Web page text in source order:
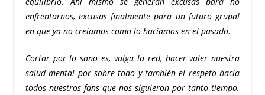
enfrentarnos, excusas finalmente para un futuro grupal
en que ya no creíamos como lo hacíamos en el pasado.
Cortar por lo sano es, valga la red, hacer valer nuestra
salud mental por sobre todo y también el respeto hacia
todos nuestros fans que nos siguieron por tanto tiempo.